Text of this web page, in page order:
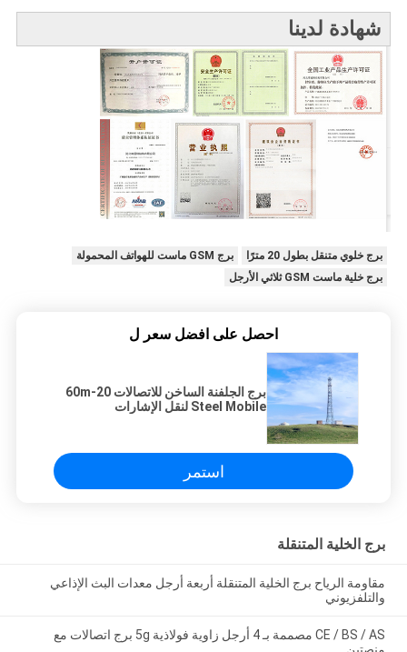
شهادة لدينا
برج خلوي متنقل بطول 20 مترًا
برج GSM ماست للهواتف المحمولة
برج خلية ماست GSM ثلاثي الأرجل
احصل على افضل سعر ل
برج الجلفنة الساخن للاتصالات 20-60m
Steel Mobile لنقل الإشارات
استمر
برج الخلية المتنقلة
مقاومة الرياح برج الخلية المتنقلة أربعة أرجل معدات البث الإذاعي
والتلفزيوني
CE / BS / AS مصممة بـ 4 أرجل زاوية فولاذية 5g برج اتصالات مع